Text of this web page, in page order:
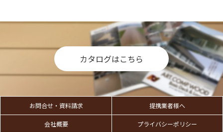
カタログはこちら
お問合せ・資料請求 提携業者様へ
会社概要 プライバシーポリシー